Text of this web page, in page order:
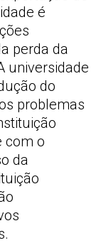
é
perda da
universidade
do
problemas
com o
da